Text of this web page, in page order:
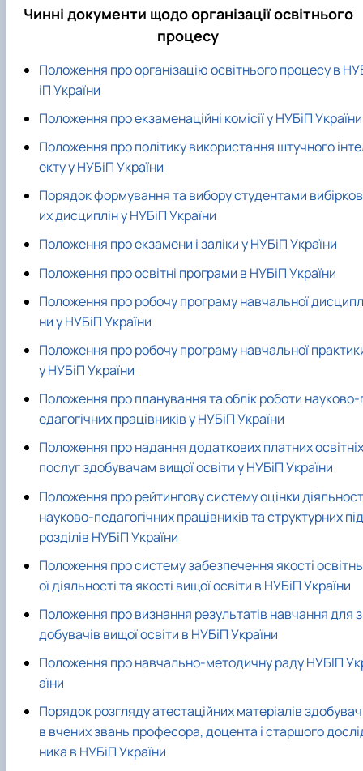
Чинні документи щодо організації освітнього
процесу
Положення про організацію освітнього процесу в
іП України
Положення про екзаменаційні комісії у НУБіП України
Положення про політику використання штучного
екту у НУБіП України
Порядок формування та вибору студентами вибірков
их дисциплін у НУБіП України
Положення про екзамени і заліки у НУБіП України
Положення про освітні програми в НУБіП України
Положення про робочу програму навчальної
ни у НУБіП України
Положення про робочу програму навчальної
у НУБіП України
Положення про планування та облік роботи науково-
едагогічних працівників у НУБіП України
Положення про надання додаткових платних освітніх
послуг здобувачам вищої освіти у НУБіП України
Положення про рейтингову систему оцінки
науково-педагогічних працівників та структурних під
розділів НУБіП України
Положення про систему забезпечення якості освітнь
ої діяльності та якості вищої освіти в НУБіП України
Положення про визнання результатів навчання для з
добувачів вищої освіти в НУБіП України
Положення про навчально-методичну раду НУБІП
аїни
Порядок розгляду атестацiйних матерiалiв
в вчених звань професора, доцента і старшого
ника в НУБіП України